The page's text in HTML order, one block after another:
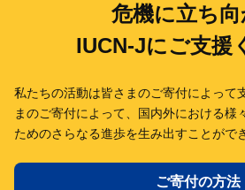
危機に立ち向
IUCN-Jにご支援
私たちの活動は皆さまのご寄付によって
まのご寄付によって、国内外における様
ためのさらなる進歩を生み出すことがで
ご寄付の方法